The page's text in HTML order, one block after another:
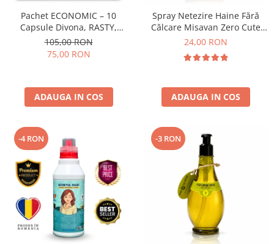
Pachet ECONOMIC – 10
Capsule Divona, RASTY,
ACEPRIN, Efekt, Secretul Deliei
+ Sare Inalbire GRATIS
105,00 RON
75,00 RON
ADAUGA IN COS
Spray Netezire Haine Fără
Călcare Misavan Zero Cute
Zero Parfum 500 ml
24,00 RON
ADAUGA IN COS
-4 RON -3 RON